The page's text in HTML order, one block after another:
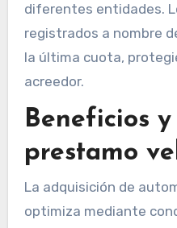
diferentes entidades.
registrados a nombre
la última cuota,
acreedor.
Beneficios
prestamo
La adquisición de
optimiza mediante